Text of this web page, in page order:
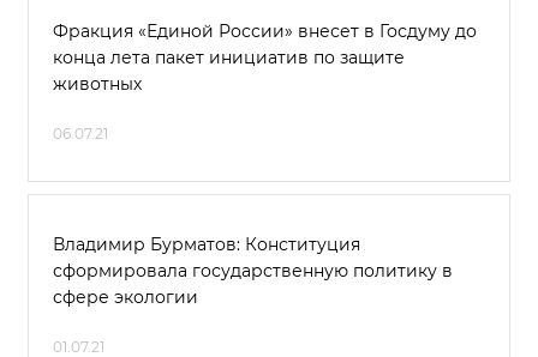
Фракция «Единой России» внесет в Госдуму до
конца лета пакет инициатив по защите
животных
06.07.21
Владимир Бурматов: Конституция
сформировала государственную политику в
сфере экологии
01.07.21